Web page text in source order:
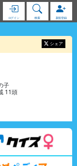
ログイン 検索 新規登録
シェア
子
11頭